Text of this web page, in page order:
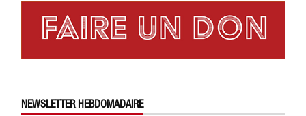
NEWSLETTER HEBDOMADAIRE